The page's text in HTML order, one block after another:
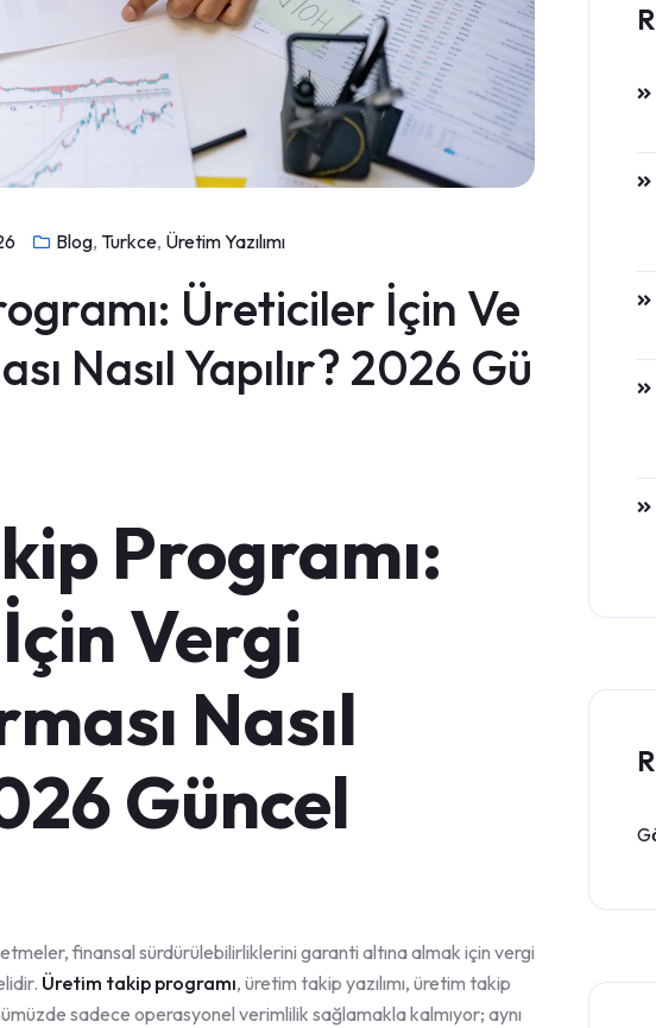
Blog, Turkce, Üretim Yazılımı
Üreticiler İçin Ve
Nasıl Yapılır? 2026 Gü
Programı:
Vergi
Nasıl
Güncel
finansal sürdürülebilirliklerini garanti altına almak için vergi
Üretim takip programı, üretim takip yazılımı, üretim takip
sadece operasyonel verimlilik sağlamakla kalmıyor; aynı